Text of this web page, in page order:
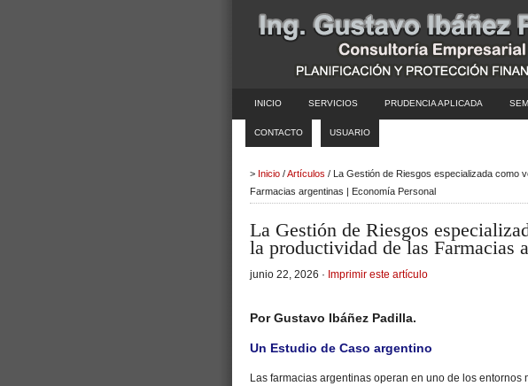
INICIO SERVICIOS PRUDENCIA APLICADA
CONTACTO USUARIO
> Inicio /Artículos / La Gestión de Riesgos especializada como
Farmacias argentinas | Economía Personal
La Gestión de Riesgos
la productividad de las Farmacias
junio 22, 2026 · Imprimir este artículo
Por Gustavo Ibáñez Padilla.
Un Estudio de Caso argentino
Las farmacias argentinas operan en uno de los entornos